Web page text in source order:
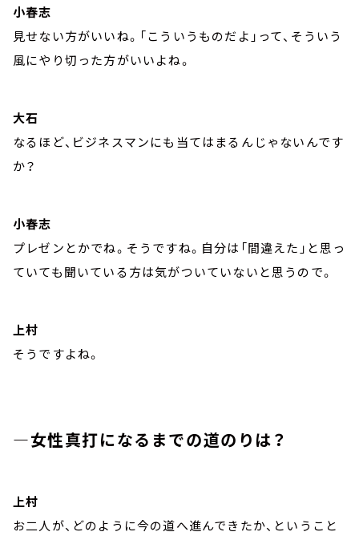
小春志
見せない方がいいね。「こういうものだよ」って、そういう
風にやり切った方がいいよね。
大石
なるほど、ビジネスマンにも当てはまるんじゃないんです
か？
小春志
プレゼンとかでね。そうですね。自分は「間違えた」と思っ
ていても聞いている方は気がついていないと思うので。
上村
そうですよね。
―女性真打になるまでの道のりは？
上村
お二人が、どのように今の道へ進んできたか、ということ